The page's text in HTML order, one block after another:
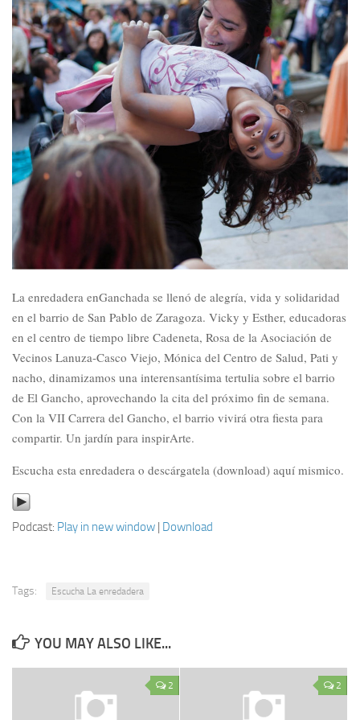
La enredadera enGanchada se llenó de alegría, vida y solidaridad
en el barrio de San Pablo de Zaragoza. Vicky y Esther, educadoras
en el centro de tiempo libre Cadeneta, Rosa de la Asociación de
Vecinos Lanuza-Casco Viejo, Mónica del Centro de Salud, Pati y
nacho, dinamizamos una interensantísima tertulia sobre el barrio
de El Gancho, aprovechando la cita del próximo fin de semana.
Con la VII Carrera del Gancho, el barrio vivirá otra fiesta para
compartir. Un jardín para inspirArte.
Escucha esta enredadera o descárgatela (download) aquí mismico.
Podcast: Play in new window | Download
Tags: Escucha La enredadera
YOU MAY ALSO LIKE...
2 2